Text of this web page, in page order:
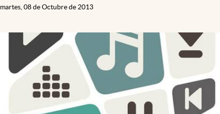
martes, 08 de Octubre de 2013